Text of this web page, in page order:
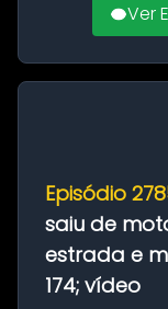
Ver
Episódio
saiu de
estrada e
174; vídeo